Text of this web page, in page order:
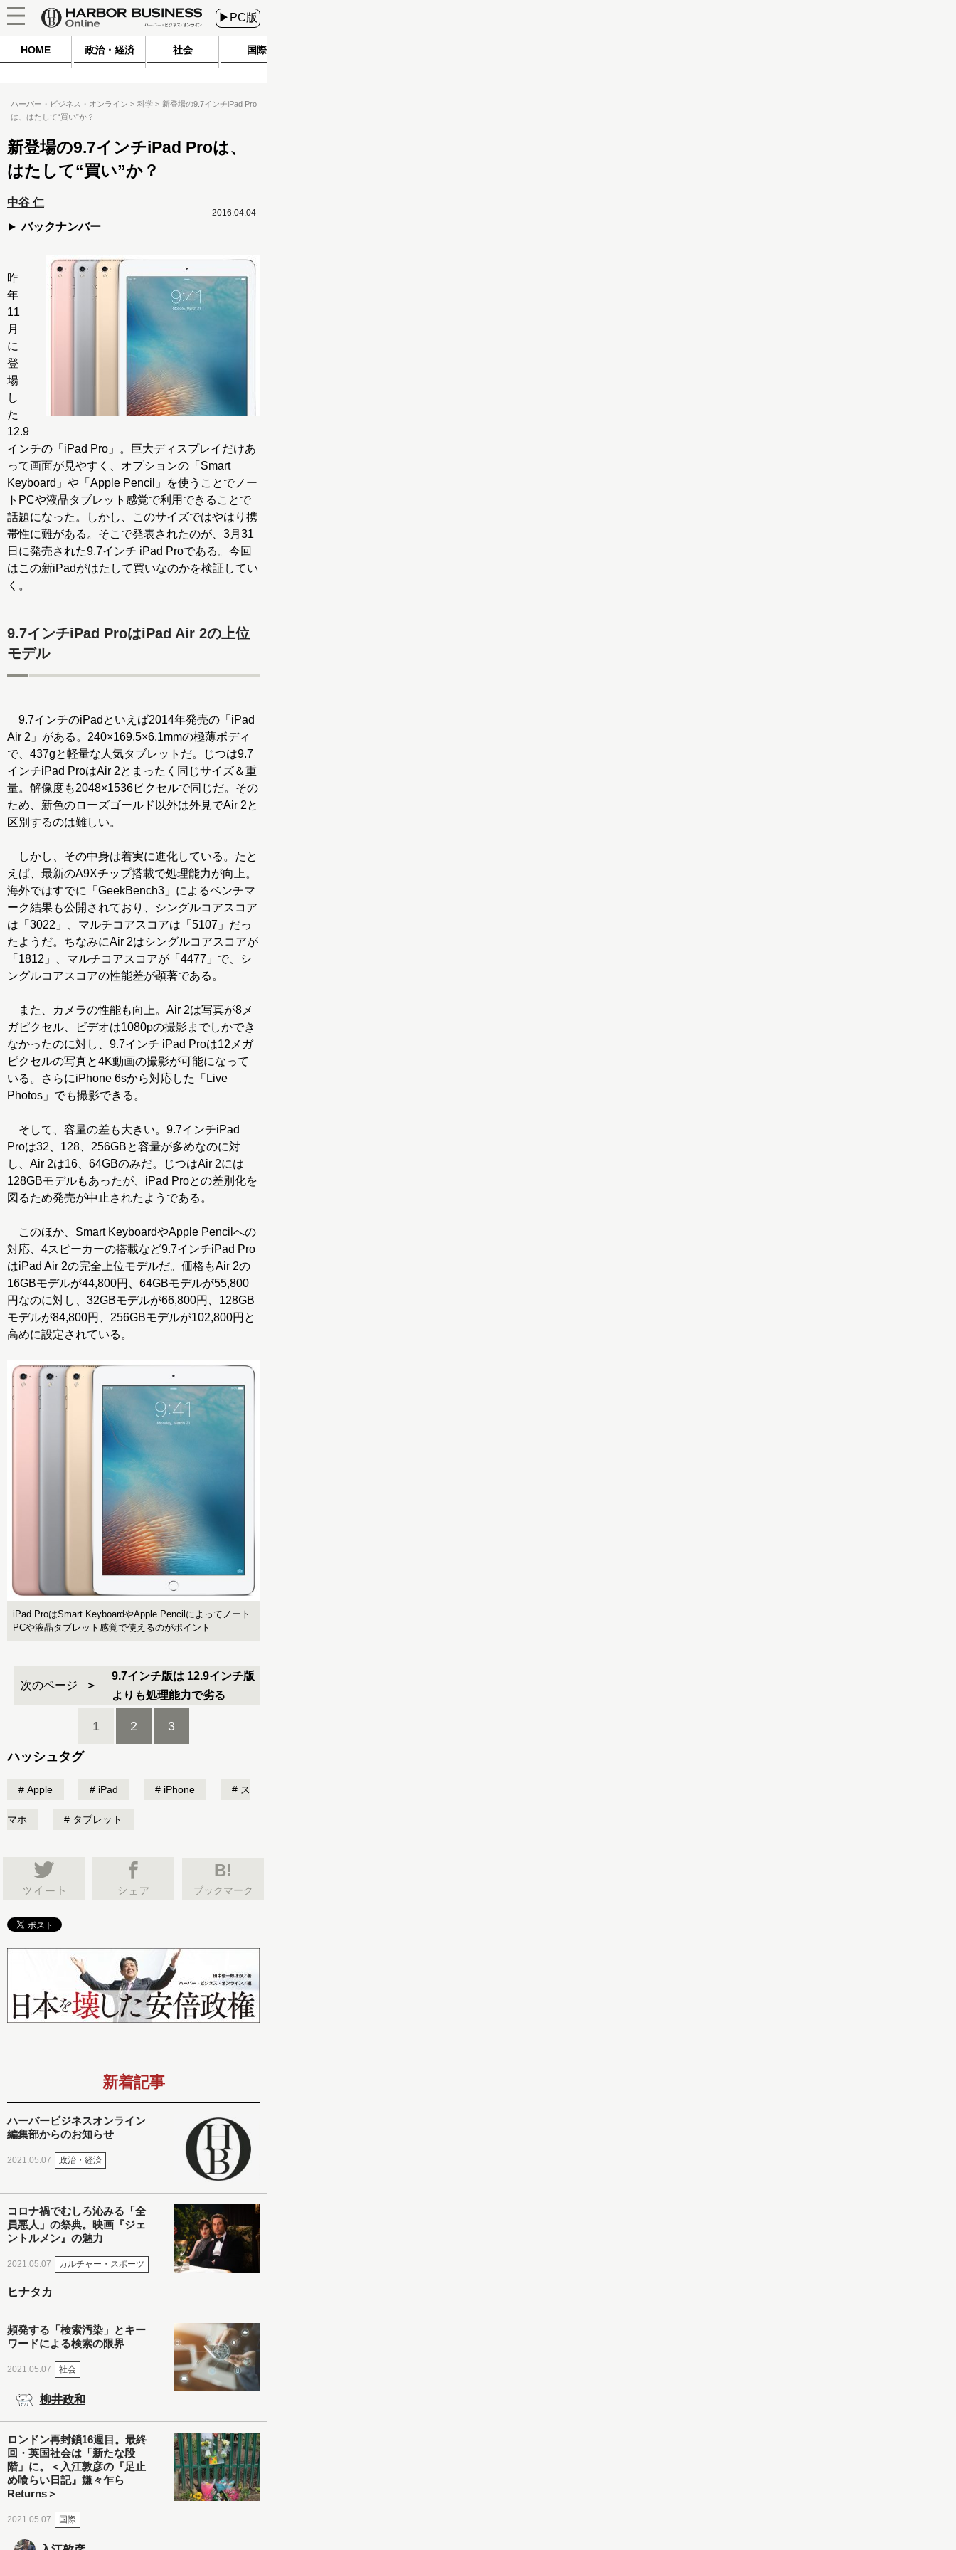
▶PC版
HOME 政治・経済 社会 国際
ハーバー・ビジネス・オンライン 科学
新登場の9.7インチiPad Pro
は、はたして“買い”か？
新登場の9.7インチiPad Proは、
はたして“買い”か？
中谷 仁
バックナンバー
2016.04.04
昨
年
11
月
に
登
場
し
た
12.9
インチの「iPad Pro」。巨大ディスプレイだけあ
って画面が見やすく、オプションの「Smart
Keyboard」や「Apple Pencil」を使うことでノー
トPCや液晶タブレット感覚で利用できることで
話題になった。しかし、このサイズではやはり携
帯性に難がある。そこで発表されたのが、3月31
日に発売された9.7インチ iPad Proである。今回
はこの新iPadがはたして買いなのかを検証してい
く。
9.7インチiPad ProはiPad Air 2の上位
モデル
9.7インチのiPadといえば2014年発売の「iPad
Air 2」がある。240×169.5×6.1mmの極薄ボディ
で、437gと軽量な人気タブレットだ。じつは9.7
インチiPad ProはAir 2とまったく同じサイズ＆重
量。解像度も2048×1536ピクセルで同じだ。その
ため、新色のローズゴールド以外は外見でAir 2と
区別するのは難しい。
しかし、その中身は着実に進化している。たと
えば、最新のA9Xチップ搭載で処理能力が向上。
海外ではすでに「GeekBench3」によるベンチマ
ーク結果も公開されており、シングルコアスコア
は「3022」、マルチコアスコアは「5107」だっ
たようだ。ちなみにAir 2はシングルコアスコアが
「1812」、マルチコアスコアが「4477」で、シ
ングルコアスコアの性能差が顕著である。
また、カメラの性能も向上。Air 2は写真が8メ
ガピクセル、ビデオは1080pの撮影までしかでき
なかったのに対し、9.7インチ iPad Proは12メガ
ピクセルの写真と4K動画の撮影が可能になって
いる。さらにiPhone 6sから対応した「Live
Photos」でも撮影できる。
そして、容量の差も大きい。9.7インチiPad
Proは32、128、256GBと容量が多めなのに対
し、Air 2は16、64GBのみだ。じつはAir 2には
128GBモデルもあったが、iPad Proとの差別化を
図るため発売が中止されたようである。
このほか、Smart KeyboardやApple Pencilへの
対応、4スピーカーの搭載など9.7インチiPad Pro
はiPad Air 2の完全上位モデルだ。価格もAir 2の
16GBモデルが44,800円、64GBモデルが55,800
円なのに対し、32GBモデルが66,800円、128GB
モデルが84,800円、256GBモデルが102,800円と
高めに設定されている。
iPad ProはSmart KeyboardやApple Pencilによってノート
PCや液晶タブレット感覚で使えるのがポイント
次のページ
9.7インチ版は 12.9インチ版
よりも処理能力で劣る
1 2 3
ハッシュタグ
Apple iPad iPhone ス
マホ タブレット
B!
ブックマーク
新着記事
ハーバービジネスオンライン
編集部からのお知らせ
2021.05.07 政治・経済
コロナ禍でむしろ沁みる「全
員悪人」の祭典。映画『ジェ
ントルメン』の魅力
2021.05.07 カルチャー・スポーツ
ヒナタカ
頻発する「検索汚染」とキー
ワードによる検索の限界
2021.05.07 社会
柳井政和
ロンドン再封鎖16週目。最終
回・英国社会は「新たな段
階」に。＜入江敦彦の『足止
め喰らい日記』嫌々乍ら
Returns＞
2021.05.07 国際